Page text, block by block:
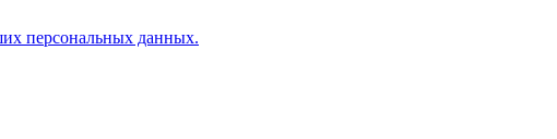
персональных данных.